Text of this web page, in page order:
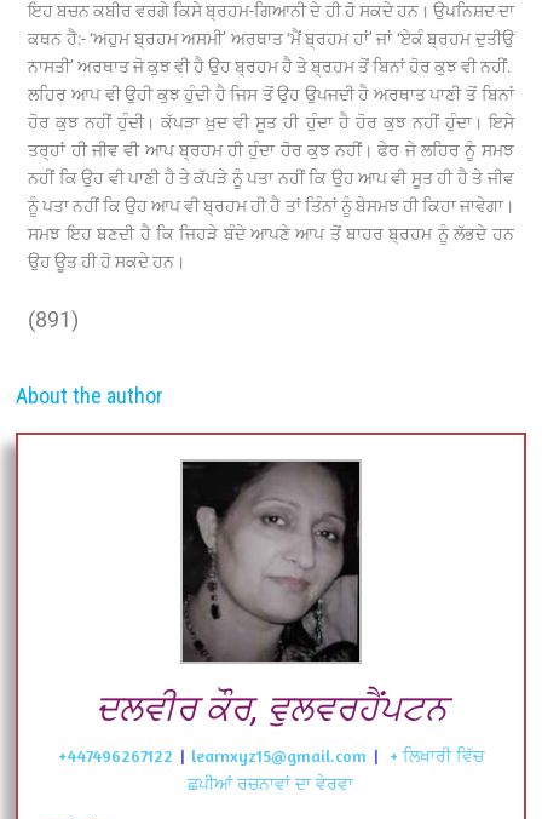
ਇਹ ਬਚਨ ਕਬੀਰ ਵਰਗੇ ਕਿਸੇ ਬ੍ਰਹਮ-ਗਿਆਨੀ ਦੇ ਹੀ ਹੋ ਸਕਦੇ ਹਨ। ਉਪਨਿਸ਼ਦ ਦਾ
ਕਥਨ ਹੈ:- ‘ਅਹੁਮ ਬ੍ਰਹਮ ਅਸਮੀ’ ਅਰਥਾਤ ‘ਮੈਂ ਬ੍ਰਹਮ ਹਾਂ’ ਜਾਂ ‘ਏਕੰ ਬ੍ਰਹਮ ਦੁਤੀਉ
ਨਾਸਤੀ’ ਅਰਥਾਤ ਜੋ ਕੁਝ ਵੀ ਹੈ ਉਹ ਬ੍ਰਹਮ ਹੈ ਤੇ ਬ੍ਰਹਮ ਤੋਂ ਬਿਨਾਂ ਹੋਰ ਕੁਝ ਵੀ ਨਹੀਂ.
ਲਹਿਰ ਆਪ ਵੀ ਉਹੀ ਕੁਝ ਹੁੰਦੀ ਹੈ ਜਿਸ ਤੋਂ ਉਹ ਉਪਜਦੀ ਹੈ ਅਰਥਾਤ ਪਾਣੀ ਤੋਂ ਬਿਨਾਂ
ਹੋਰ ਕੁਝ ਨਹੀਂ ਹੁੰਦੀ। ਕੱਪੜਾ ਖ਼ੁਦ ਵੀ ਸੂਤ ਹੀ ਹੁੰਦਾ ਹੈ ਹੋਰ ਕੁਝ ਨਹੀਂ ਹੁੰਦਾ। ਇਸੇ
ਤਰ੍ਹਾਂ ਹੀ ਜੀਵ ਵੀ ਆਪ ਬ੍ਰਹਮ ਹੀ ਹੁੰਦਾ ਹੋਰ ਕੁਝ ਨਹੀਂ। ਫੇਰ ਜੇ ਲਹਿਰ ਨੂੰ ਸਮਝ
ਨਹੀਂ ਕਿ ਉਹ ਵੀ ਪਾਣੀ ਹੈ ਤੇ ਕੱਪੜੇ ਨੂੰ ਪਤਾ ਨਹੀਂ ਕਿ ਉਹ ਆਪ ਵੀ ਸੂਤ ਹੀ ਹੈ ਤੇ ਜੀਵ
ਨੂੰ ਪਤਾ ਨਹੀਂ ਕਿ ਉਹ ਆਪ ਵੀ ਬ੍ਰਹਮ ਹੀ ਹੈ ਤਾਂ ਤਿੰਨਾਂ ਨੂੰ ਬੇਸਮਝ ਹੀ ਕਿਹਾ ਜਾਵੇਗਾ।
ਸਮਝ ਇਹ ਬਣਦੀ ਹੈ ਕਿ ਜਿਹੜੇ ਬੰਦੇ ਆਪਣੇ ਆਪ ਤੋਂ ਬਾਹਰ ਬ੍ਰਹਮ ਨੂੰ ਲੱਭਦੇ ਹਨ
ਉਹ ਊਤ ਹੀ ਹੋ ਸਕਦੇ ਹਨ।
(891)
About the author
ਦਲਵੀਰ ਕੌਰ, ਵੁਲਵਰਹੈਂਪਟਨ
+447496267122 | learnxyz15@gmail.com |
+ ਲਿਖਾਰੀ ਵਿੱਚ
ਛਪੀਆਂ ਰਚਨਾਵਾਂ ਦਾ ਵੇਰਵਾ